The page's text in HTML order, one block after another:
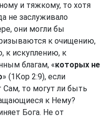
и тяжкому, то хотя
не заслуживало
они могли бы
к очищению,
к искуплению, к
благам, «которых не
» (1Кор 2:9), если
то могут ли быть
к Нему?
Бога. Не от